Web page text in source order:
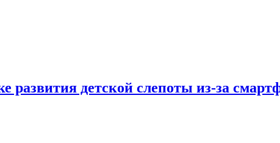
развития детской слепоты из-за